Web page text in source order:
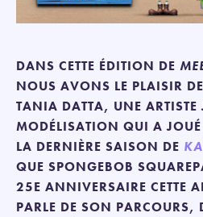
DANS CETTE ÉDITION DE
NOUS AVONS LE PLAISIR
TANIA DATTA, UNE
MODÉLISATION QUI A
LA DERNIÈRE SAISON DE
QUE SPONGEBOB
25E ANNIVERSAIRE CETTE
PARLE DE SON PARCOURS,